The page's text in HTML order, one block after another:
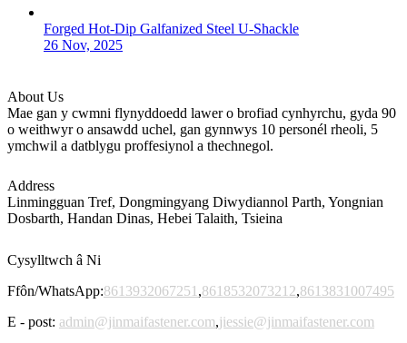
Forged Hot-Dip Galfanized Steel U-Shackle
26 Nov, 2025
About Us
Mae gan y cwmni flynyddoedd lawer o brofiad cynhyrchu, gyda 90
o weithwyr o ansawdd uchel, gan gynnwys 10 personél rheoli, 5
ymchwil a datblygu proffesiynol a thechnegol.
Address
Linmingguan Tref, Dongmingyang Diwydiannol Parth, Yongnian
Dosbarth, Handan Dinas, Hebei Talaith, Tsieina
Cysylltwch â Ni
Ffôn/WhatsApp:8613932067251 ,8618532073212,8613831007495
E - post: admin@jinmaifastener.com,jiessie@jinmaifastener.com